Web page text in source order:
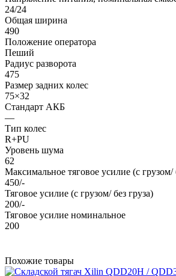
24/24
Общая ширина
490
Положение оператора
Пеший
Радиус разворота
475
Размер задних колес
75×32
Стандарт АКБ
—
Тип колес
R+PU
Уровень шума
62
Максимальное тяговое усилие (с грузом/
450/-
Тяговое усилие (с грузом/ без груза)
200/-
Тяговое усилие номинальное
200
Похожие товары